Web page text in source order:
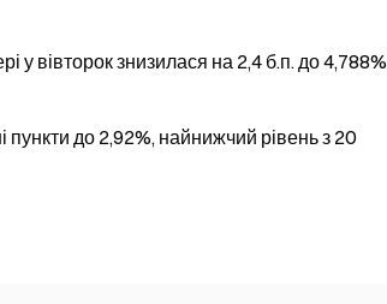
у вівторок знизилася на 2,4 б.п. до 4,788%
пункти до 2,92%, найнижчий рівень з 20